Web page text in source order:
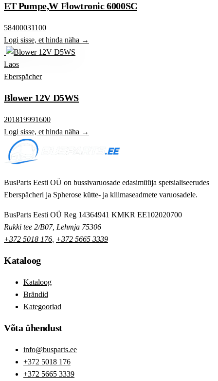
ET Pumpe,W Flowtronic 6000SC
58400031100
Logi sisse, et hinda näha →
Laos
Eberspächer
Blower 12V D5WS
201819991600
Logi sisse, et hinda näha →
BusParts Eesti OÜ on bussivaruosade edasimüüja spetsialiseerudes
Eberspächeri ja Spherose kütte- ja kliimaseadmete varuosadele.
BusParts Eesti OÜ Reg 14364941 KMKR EE102020700
Rukki tee 2/B07, Lehmja 75306
+372 5018 176 +372 5665 3339
Kataloog
Kataloog
Brändid
Kategooriad
Võta ühendust
info@busparts.ee
+372 5018 176
+372 5665 3339